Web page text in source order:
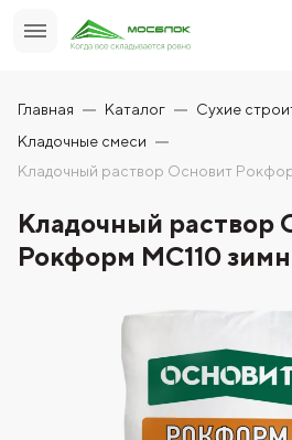
Главная Каталог
Сухие
Кладочные смеси
Кладочный раствор Основит
Кладочный раствор
Рокформ МС110